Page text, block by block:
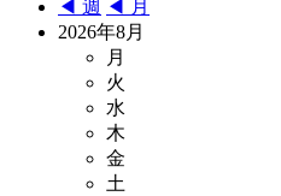
◀︎ 週 ◀︎ 月
2026年8月
月
火
水
木
金
土